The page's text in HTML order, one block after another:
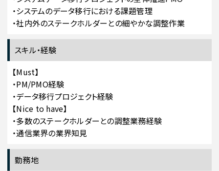
・システムのデータ移行における課題管理
・社内外のステークホルダーとの細やかな調整作業
スキル・経験
【Must】
・PM/PMO経験
・データ移行プロジェクト経験
【Nice to have】
・多数のステークホルダーとの調整業務経験
・通信業界の業界知見
勤務地